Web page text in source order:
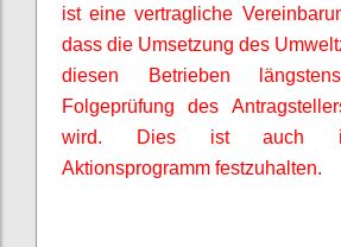
ist eine vertragliche
dass die Umsetzung des
diesen Betrieben
Folgeprüfung des
wird. Dies ist auch
Aktionsprogramm festzuhalten.